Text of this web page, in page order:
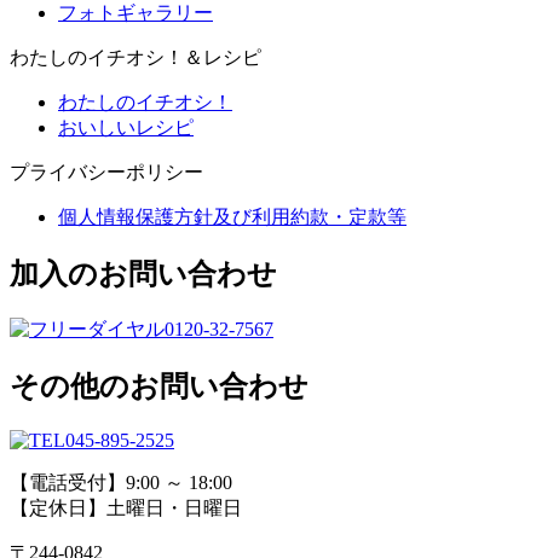
フォトギャラリー
わたしのイチオシ！＆レシピ
わたしのイチオシ！
おいしいレシピ
プライバシーポリシー
個人情報保護方針及び利用約款・定款等
加入のお問い合わせ
0120-32-7567
その他のお問い合わせ
045-895-2525
【電話受付】9:00 ～ 18:00
【定休日】土曜日・日曜日
〒244-0842